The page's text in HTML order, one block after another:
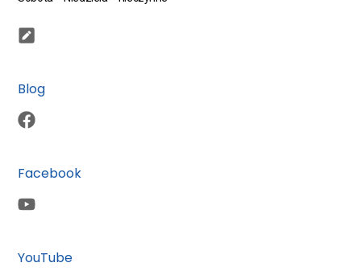
Blog
Facebook
YouTube